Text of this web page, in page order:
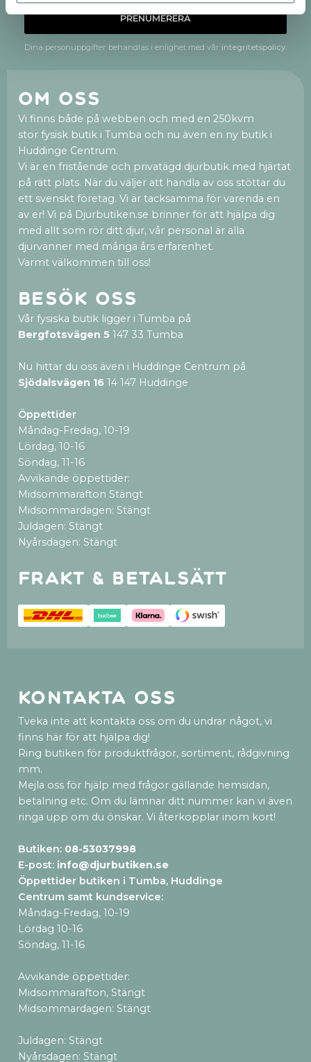
PRENUMERERA
Dina personuppgifter behandlas i enlighet med vår integritetspolicy
Om oss
Vi finns både på webben och med en 250kvm
stor fysisk butik i Tumba och nu även en ny butik i
Huddinge Centrum.
Vi är en fristående och privatägd djurbutik med hjärtat
på rätt plats. När du väljer att handla av oss stöttar du
ett svenskt företag. Vi är tacksamma för varenda en
av er! Vi på Djurbutiken.se brinner för att hjälpa dig
med allt som rör ditt djur, vår personal är alla
djurvänner med många års erfarenhet.
Varmt välkommen till oss!
Besök oss
Vår fysiska butik ligger i Tumba på
Bergfotsvägen 5 147 33 Tumba
Nu hittar du oss även i Huddinge Centrum på
Sjödalsvägen 16 14 147 Huddinge
Öppettider
Måndag-Fredag, 10-19
Lördag, 10-16
Söndag, 11-16
Avvikande öppettider:
Midsommarafton Stängt
Midsommardagen: Stängt
Juldagen: Stängt
Nyårsdagen: Stängt
Frakt & betalsätt
Kontakta oss
Tveka inte att kontakta oss om du undrar något, vi
finns här för att hjälpa dig!
Ring butiken för produktfrågor, sortiment, rådgivning
mm.
Mejla oss för hjälp med frågor gällande hemsidan,
betalning etc. Om du lämnar ditt nummer kan vi även
ringa upp om du önskar. Vi återkopplar inom kort!
Butiken: 08-53037998
E-post: info@djurbutiken.se
Öppettider butiken i Tumba, Huddinge
Centrum samt kundservice:
Måndag-Fredag, 10-19
Lördag 10-16
Söndag, 11-16
Avvikande öppettider:
Midsommarafton, Stängt
Midsommardagen: Stängt
Juldagen: Stängt
Nyårsdagen: Stängt